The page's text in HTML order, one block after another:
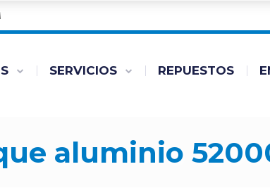
SERVICIOS REPUESTOS
aluminio